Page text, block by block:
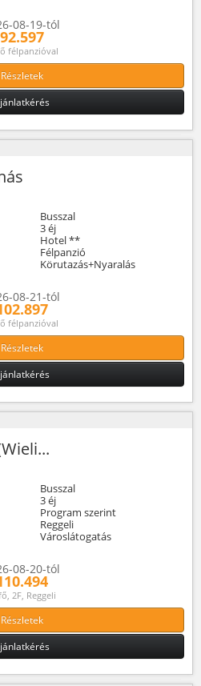
08-19-tól
92.597
félpanzióval
Részletek
Busszal
3 éj
Hotel **
Félpanzió
Körutazás+Nyaralás
08-21-tól
félpanzióval
Részletek
Busszal
3 éj
Program szerint
Reggeli
Városlátogatás
08-20-tól
2F, Reggeli
Részletek